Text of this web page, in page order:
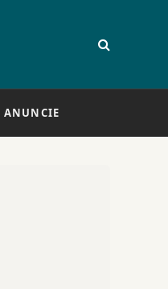
ANUNCIE